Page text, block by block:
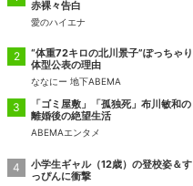
赤裸々告白
愛のハイエナ
“体重72キロの北川景子”ぽっちゃり
体型公表の理由
ななにー 地下ABEMA
「ゴミ屋敷」「孤独死」布川敏和の
離婚後の絶望生活
ABEMAエンタメ
小学生ギャル（12歳）の登校姿＆す
っぴんに衝撃